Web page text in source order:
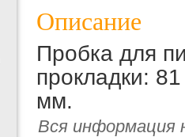
Описание
Пробка для
прокладки:
мм.
Вся информация